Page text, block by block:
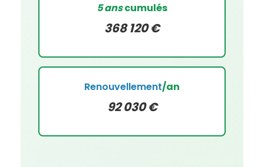
5 anscumulés
368 120 €
Renouvellement/an
92 030 €